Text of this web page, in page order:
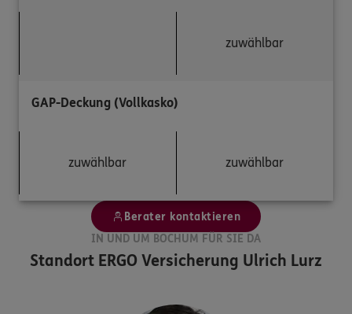
zuwählbar
GAP-Deckung (Vollkasko)
zuwählbar zuwählbar
Berater kontaktieren
IN UND UM BOCHUM FÜR SIE DA
Standort ERGO Versicherung Ulrich Lurz